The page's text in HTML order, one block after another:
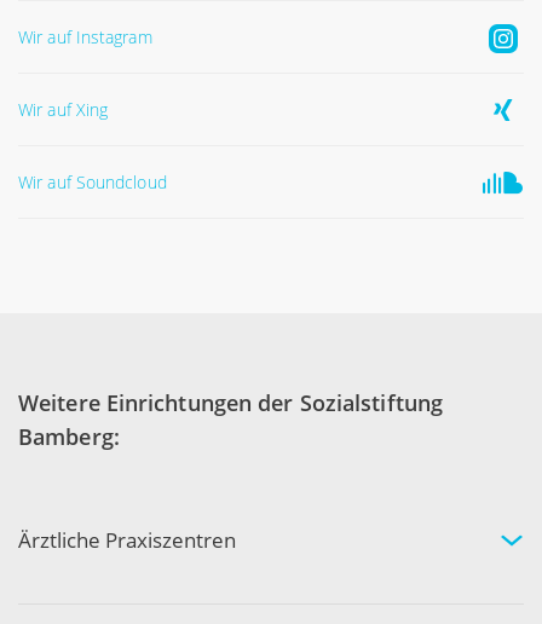
Wir auf Instagram
Wir auf Xing
Wir auf Soundcloud
Weitere Einrichtungen der Sozialstiftung
Bamberg:
Ärztliche Praxiszentren